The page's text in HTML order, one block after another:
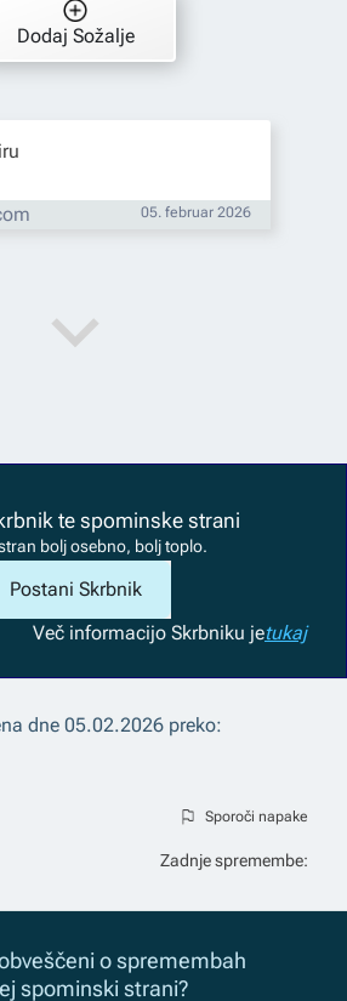
Dodaj Sožalje
05. februar 2026
te spominske strani
bolj osebno, bolj toplo.
Postani Skrbnik
Več informacijo Skrbniku jetukaj
dne 05.02.2026 preko:
Sporoči napake
Zadnje spremembe:
o spremembah
spominski strani?